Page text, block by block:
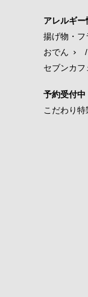
アレルギ
揚げ物・フ
おでん
/
セブンカフ
予約受付中
こだわり特